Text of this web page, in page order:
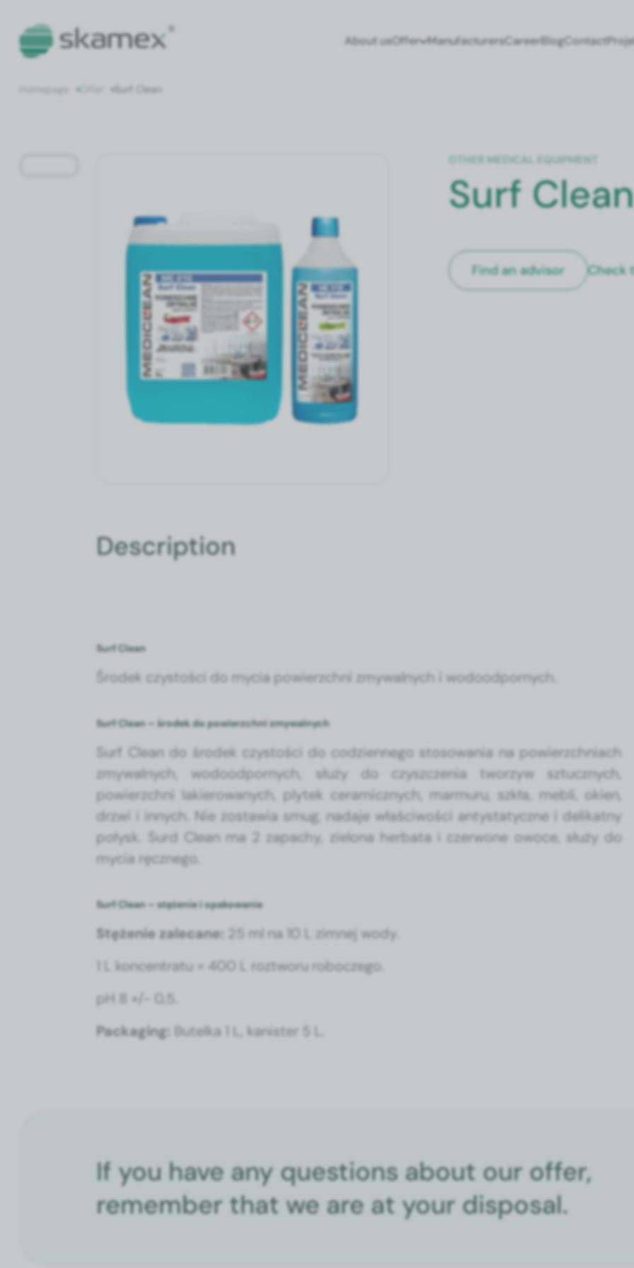
About usOffer Man­u­fac­tur­ersCareerBlogCon­tact
Offer Surf Clean
OTH­ER MED­ICAL EQUIP­MENT
Surf Clean
Find an advi­sor Check
Description
Surf Clean
Środek czys­toś­ci do mycia powierzch­ni zmy­wal­nych i wodoo­d­pornych.
Surf Clean – środek do powierzchni zmywalnych
Surf Clean do środek czys­toś­ci do codzi­en­nego stosowa­nia na powierzch­ni­ach
zmy­wal­nych, wodoo­d­pornych, służy do czyszczenia tworzyw sztucznych,
powierzch­ni lakierowanych, plytek ceram­icznych, mar­mu­ru, szkła, mebli, okien,
drzwi i innych. Nie zostaw­ia smug, nada­je właś­ci­woś­ci antys­taty­czne i delikat­ny
połysk. Surd Clean ma 2 zapachy, zielona herba­ta i czer­wone owoce, służy do
mycia ręcznego.
Surf Clean – stężenie i opakowanie
Stęże­nie zale­cane:
25 ml na 10 L zim­nej wody.
1 L kon­cen­tratu = 400 L rozt­woru roboczego.
pH 8 +/- 0,5.
Pack­ag­ing:
Butel­ka 1 L, kanis­ter 5 L.
If you have any questions about our offer,
remember that we are at your disposal.